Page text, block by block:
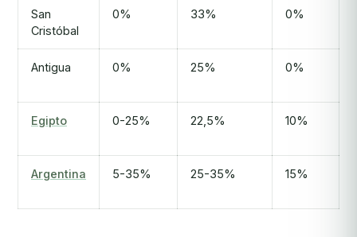
San
Cristóbal
0% 33% 0%
Antigua 0% 25% 0%
Egipto 0-25% 22,5% 10%
Argentina 5-35% 25-35% 15%